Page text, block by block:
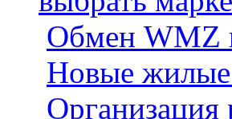
Обмен WMZ
Новые
Организация